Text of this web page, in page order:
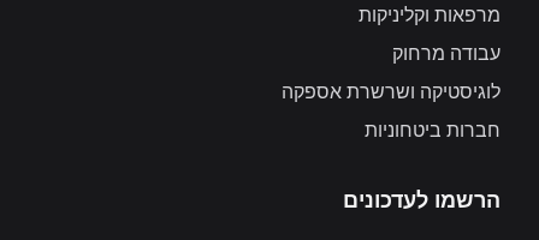
מרפאות וקליניקות
עבודה מרחוק
לוגיסטיקה ושרשרת אספקה
חברות ביטחוניות
הרשמו לעדכונים